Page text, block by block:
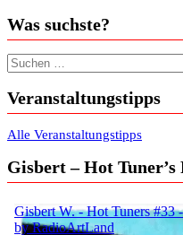
Was suchste?
Suchen nach:
Veranstaltungstipps
Alle Veranstaltungstipps
Gisbert – Hot Tuner’s